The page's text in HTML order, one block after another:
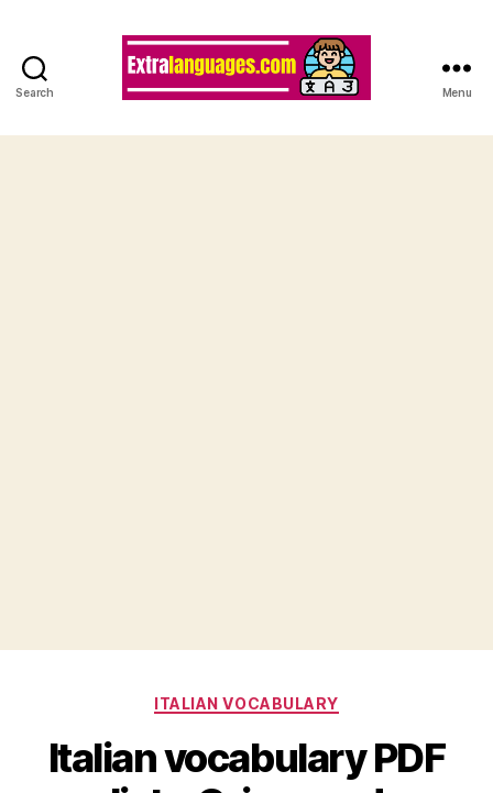
Search Menu
Categories
ITALIAN VOCABULARY
Italian vocabulary PDF